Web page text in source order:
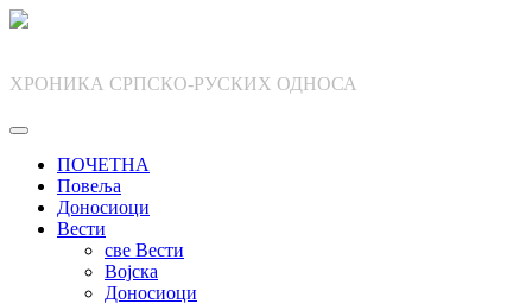
Skip
ХРОНИКА СРПСКО-РУСКИХ ОДНОСА
ПОЧЕТНА
Повеља
Доносиоци
Вести
све Вести
Војска
Доносиоци